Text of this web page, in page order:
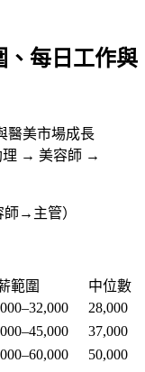
、每日工作與
醫美市場成長
理 → 美容師 →
→主管）
範圍
中位數
28,000
37,000
50,000